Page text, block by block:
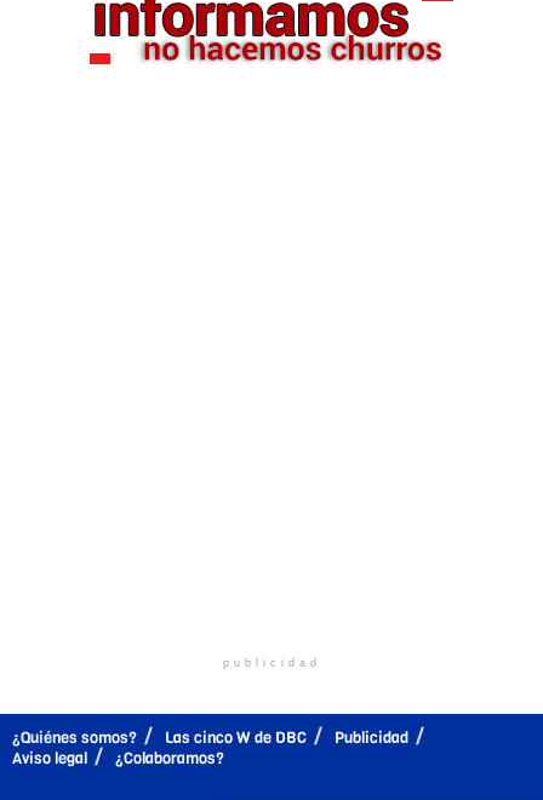
publicidad
¿Quiénes somos? Las cinco W de DBC
Publicidad
Aviso legal
¿Colaboramos?